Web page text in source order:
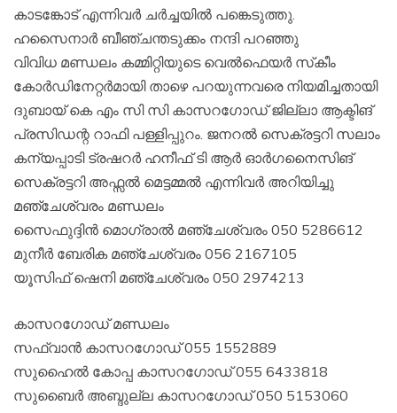
കാടങ്കോട് എന്നിവർ ചർച്ചയിൽ പങ്കെടുത്തു.
ഹസൈനാർ ബീഞ്ചന്തടുക്കം നന്ദി പറഞ്ഞു
വിവിധ മണ്ഡലം കമ്മിറ്റിയുടെ വെൽഫെയർ സ്‌കീം
കോർഡിനേറ്റർമായി താഴെ പറയുന്നവരെ നിയമിച്ചതായി
ദുബായ് കെ എം സി സി കാസറഗോഡ് ജില്ലാ ആക്ടിങ്
പ്രസിഡന്റ റാഫി പള്ളിപ്പുറം. ജനറൽ സെക്രട്ടറി സലാം
കന്യപ്പാടി ട്രഷറർ ഹനീഫ് ടി ആർ ഓർഗനൈസിങ്
സെക്രട്ടറി അഫ്സൽ മെട്ടമ്മൽ എന്നിവർ അറിയിച്ചു
മഞ്ചേശ്വരം മണ്ഡലം
സൈഫുദ്ദിൻ മൊഗ്രാൽ മഞ്ചേശ്വരം 050 5286612
മുനീർ ബേരിക മഞ്ചേശ്വരം 056 2167105
യൂസിഫ് ഷെനി മഞ്ചേശ്വരം 050 2974213
കാസറഗോഡ് മണ്ഡലം
സഫ്‌വാൻ കാസറഗോഡ് 055 1552889
സുഹൈൽ കോപ്പ കാസറഗോഡ് 055 6433818
സുബൈർ അബ്ദുല്ല കാസറഗോഡ് 050 5153060